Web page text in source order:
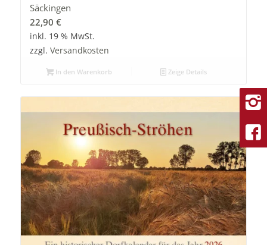
Säckingen
22,90 €
inkl. 19 % MwSt.
zzgl. Versandkosten
In den Warenkorb Zeige Details